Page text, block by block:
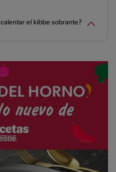
el kibbe sobrante?